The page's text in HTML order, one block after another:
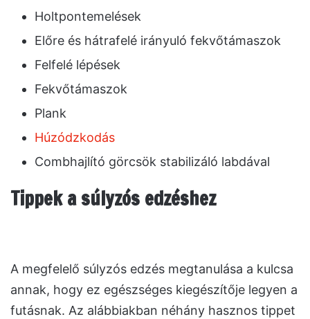
Holtpontemelések
Előre és hátrafelé irányuló fekvőtámaszok
Felfelé lépések
Fekvőtámaszok
Plank
Húzódzkodás
Combhajlító görcsök stabilizáló labdával
Tippek a súlyzós edzéshez
A megfelelő súlyzós edzés megtanulása a kulcsa
annak, hogy ez egészséges kiegészítője legyen a
futásnak. Az alábbiakban néhány hasznos tippet